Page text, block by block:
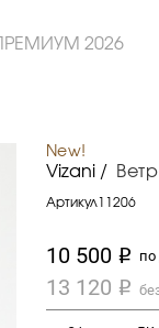
ПРЕМИУМ 2026
New!
Vizani /
Артикул11206
10 500 i
13 120 i